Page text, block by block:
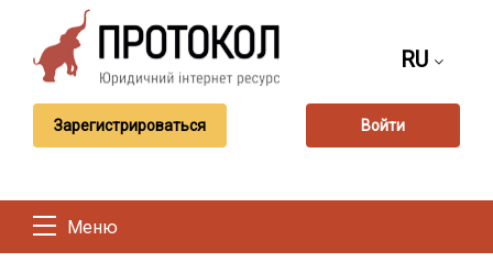
RU
Зарегистрироваться Войти
Меню